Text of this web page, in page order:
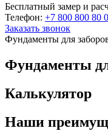
Бесплатный замер и
Телефон: +7 800 800 80
Заказать звонок
Фундаменты для
Фундаменты
Калькулятор
Наши